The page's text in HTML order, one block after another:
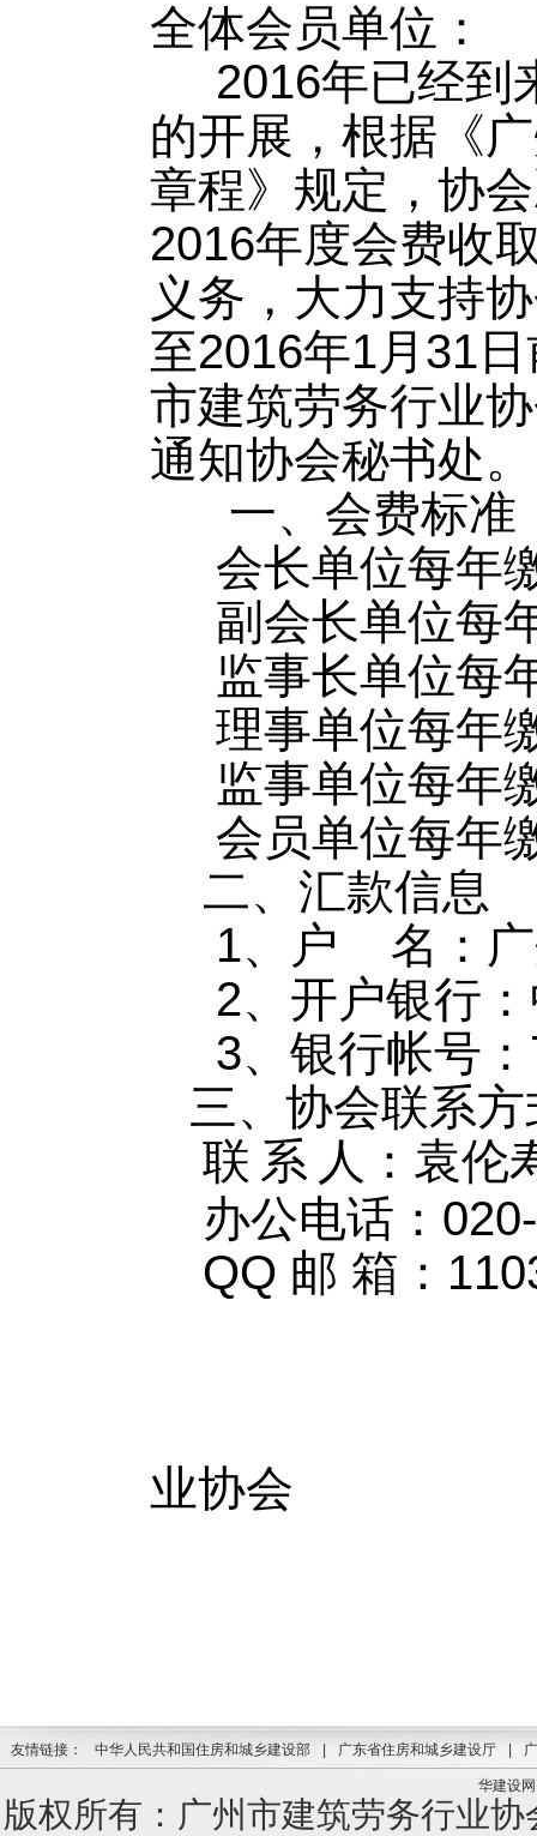
全体会员单位：
2016年已经到
的开展，根据《
章程》规定，协
2016年度会费收
义务，大力支持
至2016年1月31
市建筑劳务行业
通知协会秘书处。
一、会费标准
会长单位每年
副会长单位每
监事长单位每
理事单位每年
监事单位每年
会员单位每年
二、汇款信息
1、户 名：广
2、开户银行：
3、银行帐号：
三、协会联系方
联 系 人：袁伦
办公电话：
QQ 邮 箱：
业协会
友情链接： 中华人民共和国住房和城乡建设部 广东省住房和城乡建设厅
华建设网
版权所有：广州市建筑劳务行业